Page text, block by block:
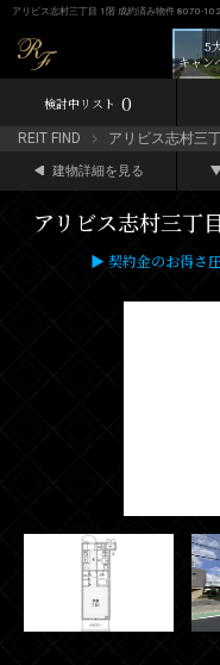
アリビス志村三丁目 1階 成約済み物件 8070-102
5
キャン
検討中リスト 0
REIT FIND アリビス志村三
建物詳細を見る
アリビス志村三丁
▶ 契約金のお得さ